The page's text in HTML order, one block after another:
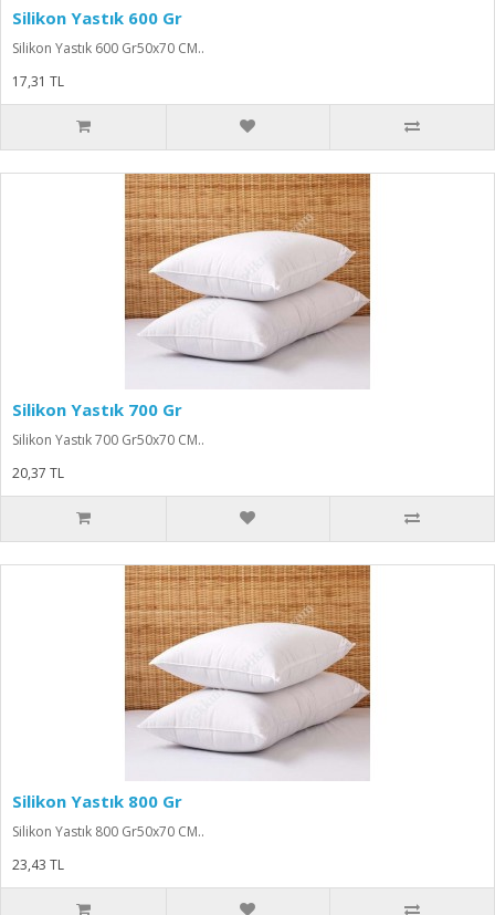
Silikon Yastık 600 Gr
Silikon Yastık 600 Gr50x70 CM..
17,31 TL
Silikon Yastık 700 Gr
Silikon Yastık 700 Gr50x70 CM..
20,37 TL
Silikon Yastık 800 Gr
Silikon Yastık 800 Gr50x70 CM..
23,43 TL